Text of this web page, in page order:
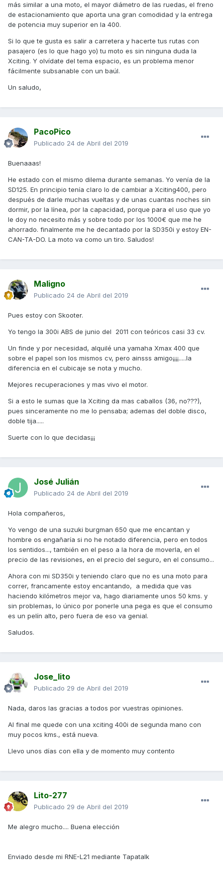
más similar a una moto, el mayor diámetro de las ruedas, el freno
de estacionamiento que aporta una gran comodidad y la entrega
de potencia muy superior en la 400.
Si lo que te gusta es salir a carretera y hacerte tus rutas con
pasajero (es lo que hago yo) tu moto es sin ninguna duda la
Xciting. Y olvídate del tema espacio, es un problema menor
fácilmente subsanable con un baúl.
Un saludo,
PacoPico
Publicado 24 de Abril del 2019
Buenaaas!
He estado con el mismo dilema durante semanas. Yo venía de la
SD125. En principio tenía claro lo de cambiar a Xciting400, pero
después de darle muchas vueltas y de unas cuantas noches sin
dormir, por la línea, por la capacidad, porque para el uso que yo
le doy no necesito más y sobre todo por los 1000€ que me he
ahorrado. finalmente me he decantado por la SD350i y estoy EN-
CAN-TA-DO. La moto va como un tiro. Saludos!
Maligno
Publicado 24 de Abril del 2019
Pues estoy con Skooter.
Yo tengo la 300i ABS de junio del 2011 con teóricos casi 33 cv.
Un finde y por necesidad, alquilé una yamaha Xmax 400 que
sobre el papel son los mismos cv, pero ainsss amigo¡¡¡¡.....la
diferencia en el cubicaje se nota y mucho.
Mejores recuperaciones y mas vivo el motor.
Si a esto le sumas que la Xciting da mas caballos (36, no???),
pues sinceramente no me lo pensaba; ademas del doble disco,
doble tija.....
Suerte con lo que decidas¡¡¡
José Julián
Publicado 24 de Abril del 2019
Hola compañeros,
Yo vengo de una suzuki burgman 650 que me encantan y
hombre os engañaría si no he notado diferencia, pero en todos
los sentidos..., también en el peso a la hora de moverla, en el
precio de las revisiones, en el precio del seguro, en el consumo...
Ahora con mi SD350i y teniendo claro que no es una moto para
correr, francamente estoy encantando, a medida que vas
haciendo kilómetros mejor va, hago diariamente unos 50 kms. y
sin problemas, lo único por ponerle una pega es que el consumo
es un pelín alto, pero fuera de eso va genial.
Saludos.
Jose_lito
Publicado 29 de Abril del 2019
Nada, daros las gracias a todos por vuestras opiniones.
Al final me quede con una xciting 400i de segunda mano con
muy pocos kms., está nueva.
Llevo unos días con ella y de momento muy contento
Lito-277
Publicado 29 de Abril del 2019
Me alegro mucho.... Buena elección
Enviado desde mi RNE-L21 mediante Tapatalk